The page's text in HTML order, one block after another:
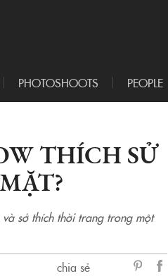
PHOTOSHOOTS PEOPLE
THÍCH SỬ
sở thích thời trang trong một
chia sẻ